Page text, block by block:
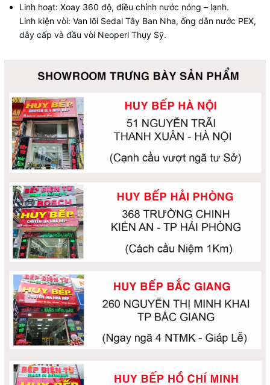
Linh hoạt: Xoay 360 độ, điều chỉnh nước nóng – lạnh.
Linh kiện vòi: Van lõi Sedal Tây Ban Nha, ống dẫn nước PEX,
dây cấp và đầu vòi Neoperl Thụy Sỹ.